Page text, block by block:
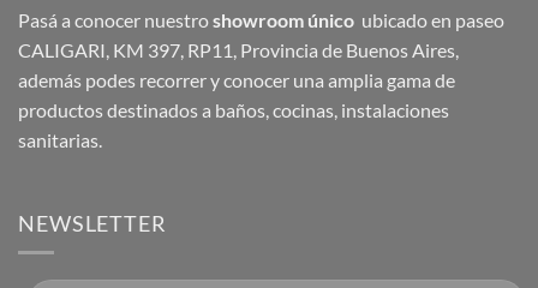
Pasá a conocer nuestroshowroom único ubicado en paseo
CALIGARI, KM 397, RP11, Provincia de Buenos Aires,
además podes recorrer y conocer una amplia gama de
productos destinados a baños, cocinas, instalaciones
sanitarias.
NEWSLETTER